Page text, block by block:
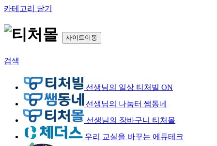
카테고리 닫기
사이트이동
검색
선생님의 일상 티처빌 ON
선생님의 나눔터 쌤동네
선생님의 장바구니 티처몰
우리 교실을 바꾸는 에듀테크